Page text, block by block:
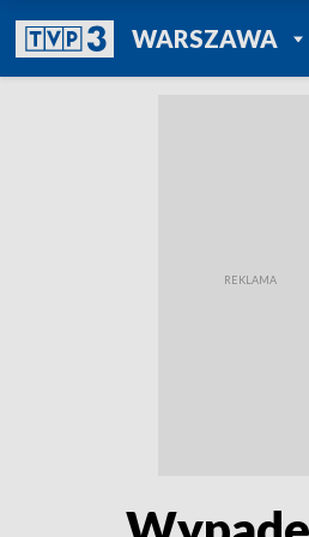
WARSZAWA
TVP